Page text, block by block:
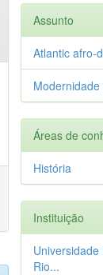
Assunto
Atlantic afro-
Modernidade
Áreas de
História
Instituição
Rio...